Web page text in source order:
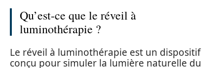
Qu’est-ce que le réveil à
luminothérapie ?
Le réveil à luminothérapie est un dispositif
conçu pour simuler la lumière naturelle du